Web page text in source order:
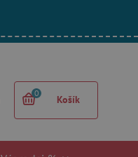
0
Košík